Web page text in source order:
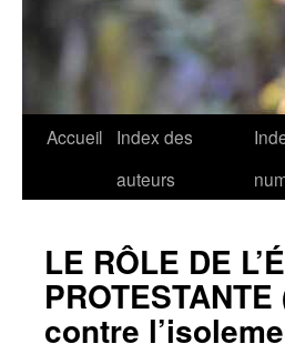
Accueil
Index des
auteurs
LE RÔLE DE
contre